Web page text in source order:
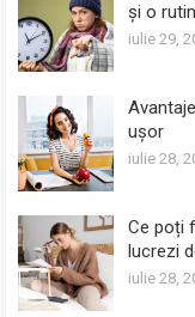
și o
iulie 29,
ușor
iulie 28,
Ce poți
lucrezi
iulie 28,